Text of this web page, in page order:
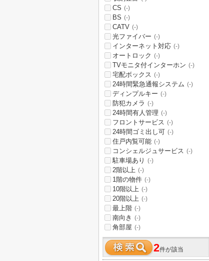
CS (-)
BS (-)
CATV (-)
光ファイバー (-)
インターネット対応 (-)
オートロック (-)
TVモニタ付インターホン (-)
宅配ボックス (-)
24時間緊急通報システム (-)
ディンプルキー (-)
防犯カメラ (-)
24時間有人管理 (-)
フロントサービス (-)
24時間ゴミ出し可 (-)
住戸内覧可能 (-)
コンシェルジュサービス (-)
駐車場あり (-)
2階以上 (-)
1階の物件 (-)
10階以上 (-)
20階以上 (-)
最上階 (-)
南向き (-)
角部屋 (-)
2件が該当